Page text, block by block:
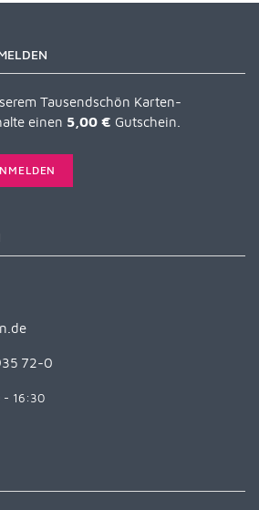
Tausendschön Karten-
einen 5,00 € Gutschein.
72-0
- 16:30